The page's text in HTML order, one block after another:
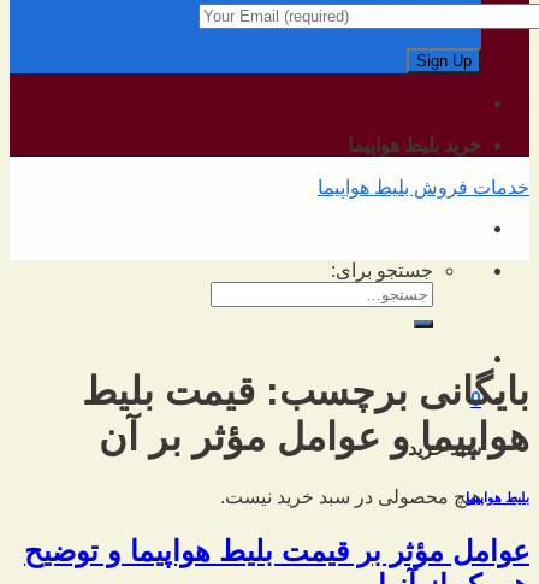
خرید بلیط هواپیما
خدمات فروش بلیط هواپیما
جستجو برای:
0
سبد خرید
هیچ محصولی در سبد خرید نیست.
بایگانی برچسب: قیمت بلیط
هواپیما و عوامل مؤثر بر آن
بلیط هواپیما
عوامل مؤثر بر قیمت بلیط هواپیما و توضیح